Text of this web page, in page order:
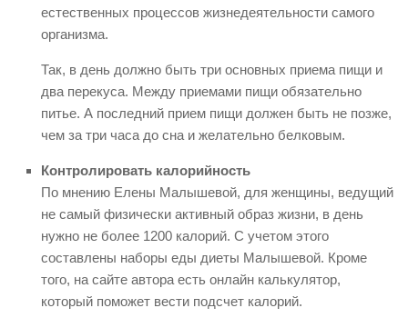
естественных процессов жизнедеятельности самого
организма.
Так, в день должно быть три основных приема пищи и
два перекуса. Между приемами пищи обязательно
питье. А последний прием пищи должен быть не позже,
чем за три часа до сна и желательно белковым.
Контролировать калорийность
По мнению Елены Малышевой, для женщины, ведущий
не самый физически активный образ жизни, в день
нужно не более 1200 калорий. С учетом этого
составлены наборы еды диеты Малышевой. Кроме
того, на сайте автора есть онлайн калькулятор,
который поможет вести подсчет калорий.